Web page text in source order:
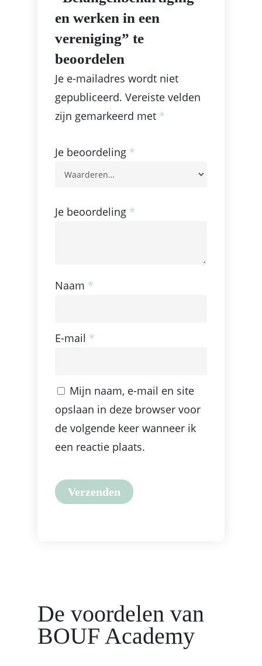
en werken in een
vereniging” te
beoordelen
Je e-mailadres wordt niet
gepubliceerd. Vereiste velden
zijn gemarkeerd met *
Je beoordeling *
Je beoordeling *
Naam *
E-mail *
Mijn naam, e-mail en site
opslaan in deze browser voor
de volgende keer wanneer ik
een reactie plaats.
De voordelen van
BOUF Academy